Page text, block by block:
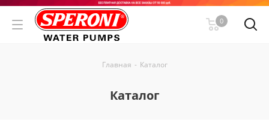
0
Главная - Каталог
Каталог